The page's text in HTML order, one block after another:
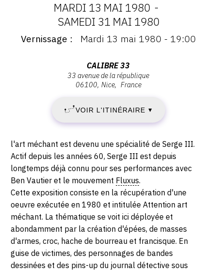
DATES
:
MARDI
13
MAI
1980
-
SAMEDI
31
MAI
1980
MARDI 13 MAI 1980 -
SAMEDI 31 MAI 1980
Vernissage
Vernissage Mardi 13 mai 1980 - 19:00
de
la
République,
06100
Nice
CALIBRE 33
33 avenue de la république
06100 Nice France
VOIR L'ITINÉRAIRE ▼
Description,
horaires...
l'art méchant est devenu une spécialité de Serge III.
Actif depuis les années 60, Serge III est depuis
longtemps déjà connu pour ses performances avec
Ben Vautier et le mouvement Fluxus.
Cette exposition consiste en la récupération d'une
oeuvre exécutée en 1980 et intitulée Attention art
méchant. La thématique se voit ici déployée et
abondamment par la création d'épées, de masses
d'armes, croc, hache de bourreau et francisque. En
guise de victimes, des personnages de bandes
dessinées et des pins-up du journal détective sous